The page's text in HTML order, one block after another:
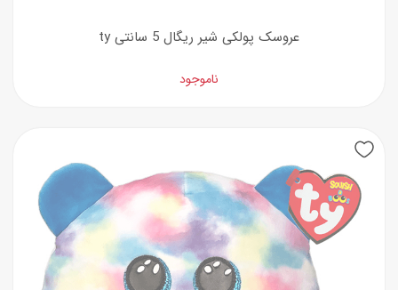
عروسک پولکی شیر ریگال 5 سانتی ty
ناموجود